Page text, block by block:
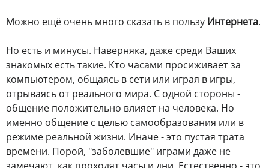
Можно ещё очень много сказать в пользу Интернета.
Но есть и минусы. Наверняка, даже среди Ваших
знакомых есть такие. Кто часами просиживает за
компьютером, общаясь в сети или играя в игры,
отрываясь от реального мира. С одной стороны -
общение положительно влияет на человека. Но
именно общение с целью самообразования или в
режиме реальной жизни. Иначе - это пустая трата
времени. Порой, "заболевшие" играми даже не